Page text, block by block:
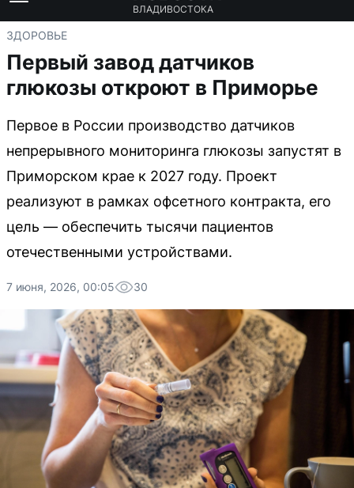
ВЛАДИВОСТОКА
ЗДОРОВЬЕ
Первый завод датчиков
глюкозы откроют в Приморье
Первое в России производство датчиков
непрерывного мониторинга глюкозы запустят в
Приморском крае к 2027 году. Проект
реализуют в рамках офсетного контракта, его
цель — обеспечить тысячи пациентов
отечественными устройствами.
7 июня, 2026, 00:05 30